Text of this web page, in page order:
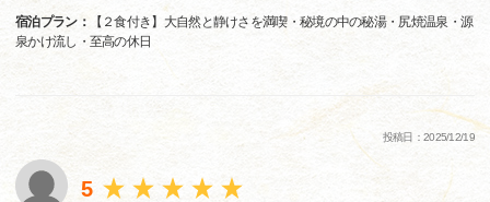
宿泊プラン：
【２食付き】大自然と静けさを満喫・秘境の中の秘湯・尻焼温泉・源
泉かけ流し・至高の休日
投稿日：2025/12/19
5